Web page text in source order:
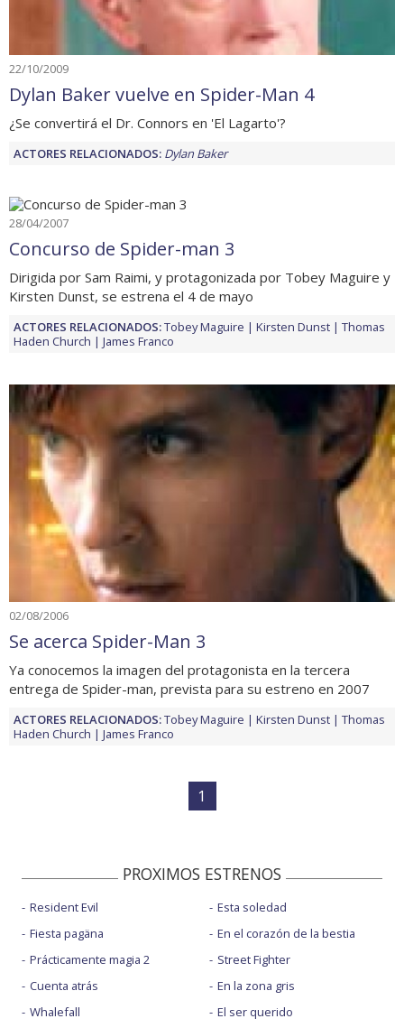
22/10/2009
Dylan Baker vuelve en Spider-Man 4
¿Se convertirá el Dr. Connors en 'El Lagarto'?
ACTORES RELACIONADOS: Dylan Baker
28/04/2007
Concurso de Spider-man 3
Dirigida por Sam Raimi, y protagonizada por Tobey Maguire y
Kirsten Dunst, se estrena el 4 de mayo
ACTORES RELACIONADOS:Tobey Maguire Kirsten Dunst
Thomas
Haden Church
James Franco
02/08/2006
Se acerca Spider-Man 3
Ya conocemos la imagen del protagonista en la tercera
entrega de Spider-man, prevista para su estreno en 2007
ACTORES RELACIONADOS:Tobey Maguire Kirsten Dunst
Thomas
Haden Church
James Franco
1
PROXIMOS ESTRENOS
Resident Evil
Fiesta pagäna
Prácticamente magia 2
Cuenta atrás
Whalefall
Esta soledad
En el corazón de la bestia
Street Fighter
En la zona gris
El ser querido